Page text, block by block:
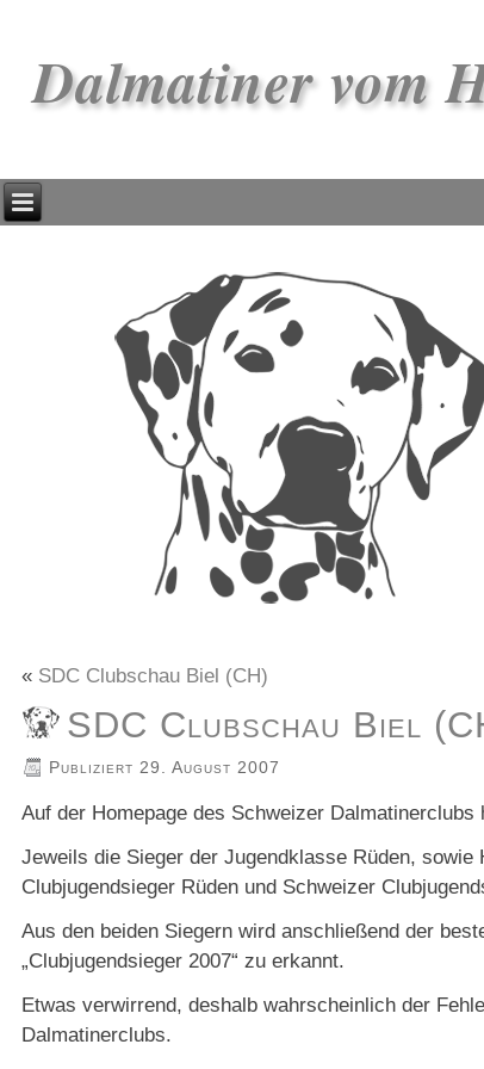
Dalmatiner vom
« SDC Clubschau Biel (CH)
SDC Clubschau Biel
Publiziert 29. August 2007
Auf der Homepage des Schweizer
Jeweils die Sieger der Jugendklasse Rüden,
Clubjugendsieger Rüden und Schweizer
Aus den beiden Siegern wird anschließend der
„Clubjugendsieger 2007“ zu erkannt.
Etwas verwirrend, deshalb wahrscheinlich der
Dalmatinerclubs.